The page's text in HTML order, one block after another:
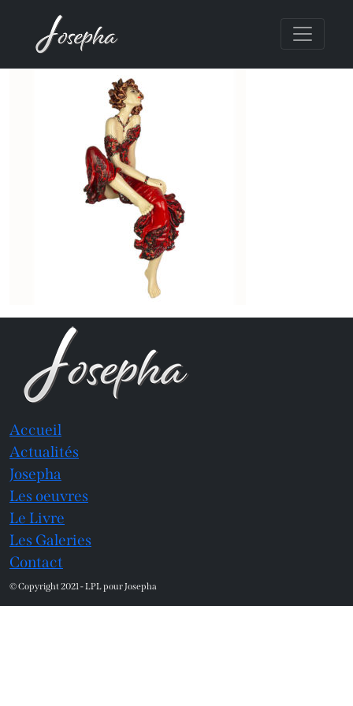
Accueil
Actualités
Josepha
Les oeuvres
Le Livre
Les Galeries
Contact
© Copyright 2021 - LPL pour Josepha